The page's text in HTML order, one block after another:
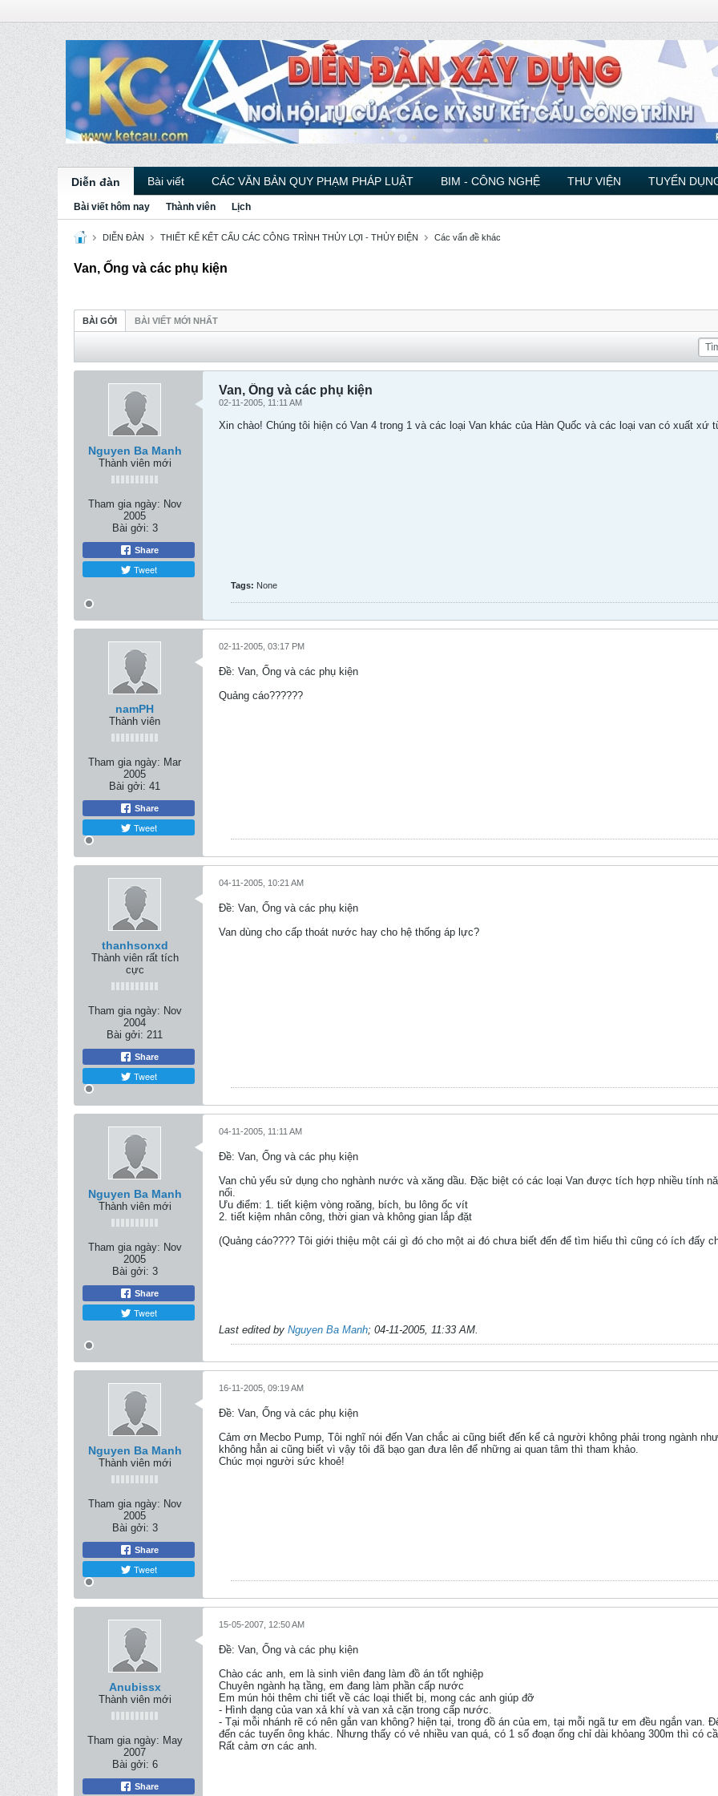
Diễn đàn Bài viết CÁC VĂN BẢN QUY PHẠM PHÁP LUẬT BIM - CÔNG NGHỆ THƯ VIỆN TUYỂN
Bài viết hôm nay Thành viên Lịch
DIỄN ĐÀN THIẾT KẾ KẾT CẤU CÁC CÔNG TRÌNH THỦY LỢI - THỦY ĐIỆN Các vấn đề khác
Van, Ống và các phụ kiện
BÀI GỞI BÀI VIẾT MỚI NHẤT
Nguyen Ba Manh
Thành viên mới
Tham gia ngày: Nov
2005
Bài gởi: 3
Share
Tweet
Van, Ống và các phụ kiện
02-11-2005, 11:11 AM
Xin chào! Chúng tôi hiện có Van 4 trong 1 và các loại Van khác của Hàn Quốc và các loại van có xuất
Tags: None
namPH
Thành viên
Tham gia ngày: Mar
2005
Bài gởi: 41
Share
Tweet
02-11-2005, 03:17 PM
Ðề: Van, Ống và các phụ kiện
Quảng cáo??????
thanhsonxd
Thành viên rất tích
cực
Tham gia ngày: Nov
2004
Bài gởi: 211
Share
Tweet
04-11-2005, 10:21 AM
Ðề: Van, Ống và các phụ kiện
Van dùng cho cấp thoát nước hay cho hệ thống áp lực?
Nguyen Ba Manh
Thành viên mới
Tham gia ngày: Nov
2005
Bài gởi: 3
Share
Tweet
04-11-2005, 11:11 AM
Ðề: Van, Ống và các phụ kiện
Van chủ yếu sử dụng cho nghành nước và xăng dầu. Đặc biệt có các loại Van được tích hợp nhiều tính
nối.
Ưu điểm: 1. tiết kiệm vòng roăng, bích, bu lông ốc vít
2. tiết kiệm nhân công, thời gian và không gian lắp đặt
(Quảng cáo???? Tôi giới thiệu một cái gì đó cho một ai đó chưa biết đến để tìm hiểu thì cũng có ích đấy
Last edited by Nguyen Ba Manh; 04-11-2005, 11:33 AM.
Nguyen Ba Manh
Thành viên mới
Tham gia ngày: Nov
2005
Bài gởi: 3
Share
Tweet
16-11-2005, 09:19 AM
Ðề: Van, Ống và các phụ kiện
Cảm ơn Mecbo Pump, Tôi nghĩ nói đến Van chắc ai cũng biết đến kể cả người không phải trong ngành
không hẳn ai cũng biết vì vậy tôi đã bạo gan đưa lên để những ai quan tâm thì tham khảo.
Chúc mọi người sức khoẻ!
Anubissx
Thành viên mới
Tham gia ngày: May
2007
Bài gởi: 6
Share
15-05-2007, 12:50 AM
Ðề: Van, Ống và các phụ kiện
Chào các anh, em là sinh viên đang làm đồ án tốt nghiệp
Chuyên ngành hạ tầng, em đang làm phần cấp nước
Em mún hỏi thêm chi tiết về các loại thiết bị, mong các anh giúp đỡ
- Hình dạng của van xả khí và van xả cặn trong cấp nước.
- Tại mỗi nhánh rẽ có nên gắn van không? hiện tại, trong đồ án của em, tại mỗi ngã tư em đều ngắn
đến các tuyến ông khác. Nhưng thấy có vẻ nhiều van quá, có 1 số đoạn ống chỉ dài khỏang 300m thì có
Rất cảm ơn các anh.